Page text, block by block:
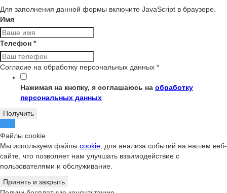
Для заполнения данной формы включите JavaScript в браузере.
Имя
Телефон *
Согласие на обработку персональных данных *
Нажимая на кнопку, я соглашаюсь на обработку
персональных данных
Получить
Файлы cookie
Мы используем файлы cookie, для анализа событий на нашем веб-
сайте, что позволяет нам улучшать взаимодействие с
пользователями и обслуживание.
Принять и закрыть